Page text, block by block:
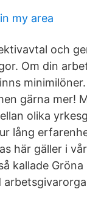
my area
och
Om din
gärna mer!
olika
lång
här gäller i
kallade